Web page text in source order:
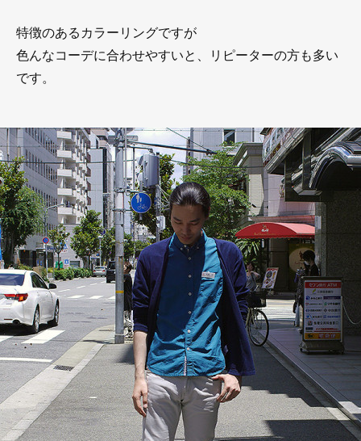
特徴のあるカラーリングですが
色んなコーデに合わせやすいと、リピーターの方も多い
です。